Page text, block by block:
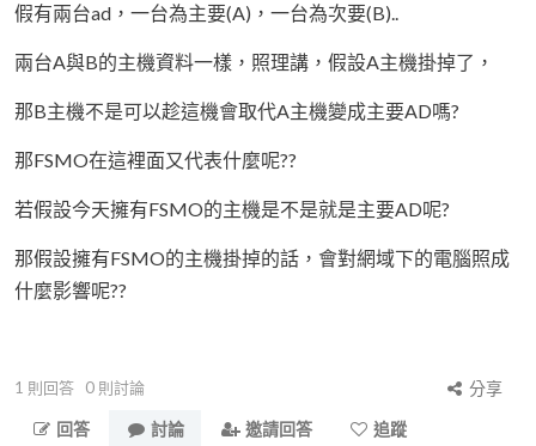
假有兩台ad，一台為主要(A)，一台為次要(B)..
兩台A與B的主機資料一樣，照理講，假設A主機掛掉了，
那B主機不是可以趁這機會取代A主機變成主要AD嗎?
那FSMO在這裡面又代表什麼呢??
若假設今天擁有FSMO的主機是不是就是主要AD呢?
那假設擁有FSMO的主機掛掉的話，會對網域下的電腦照成
什麼影響呢??
1 則回答 0 則討論
分享
回答
討論 邀請回答
追蹤